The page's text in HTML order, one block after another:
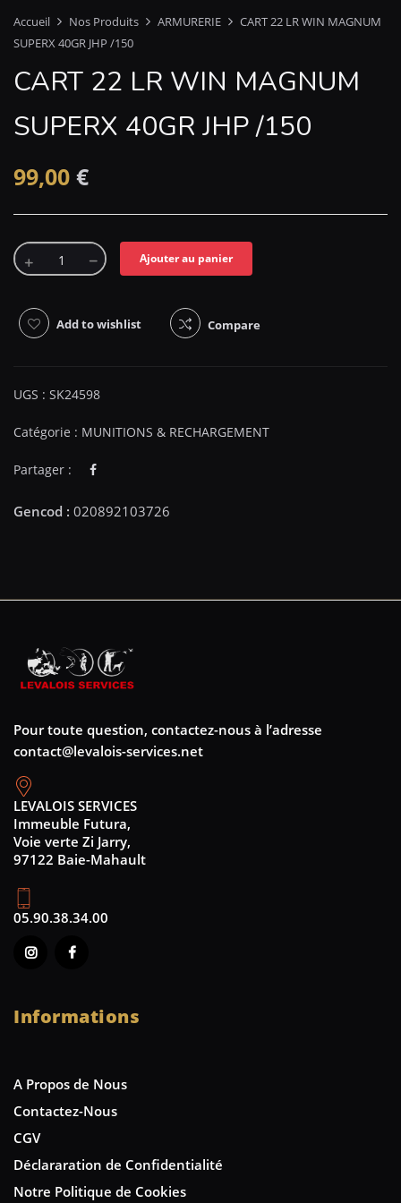
Accueil Nos Produits ARMURERIE
CART 22 LR WIN MAGNUM
SUPERX 40GR JHP /150
CART 22 LR WIN MAGNUM
SUPERX 40GR JHP /150
99,00 €
Ajouter au panier
Add to wishlist Compare
UGS : SK24598
Catégorie : MUNITIONS & RECHARGEMENT
Partager :
Pour toute question, contactez-nous à l’adresse
contact@levalois-services.net
LEVALOIS SERVICES
Immeuble Futura,
Voie verte Zi Jarry,
97122 Baie-Mahault
05.90.38.34.00
Informations
A Propos de Nous
Contactez-Nous
CGV
Déclararation de Confidentialité
Notre Politique de Cookies